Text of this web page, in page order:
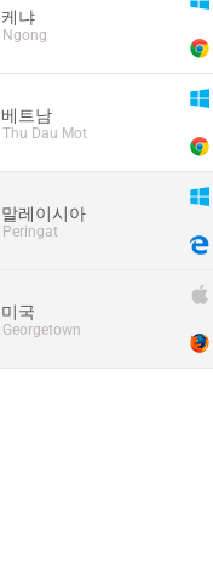
케냐
Ngong
베트남
Thu Dau Mot
말레이시아
Peringat
미국
Georgetown